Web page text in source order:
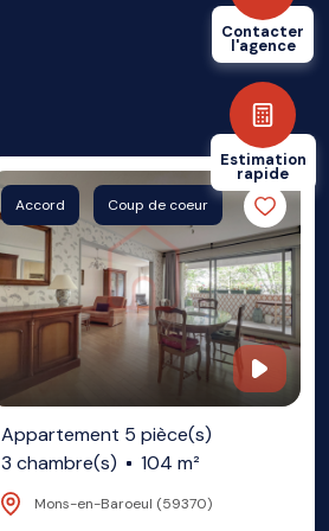
Accord Coup de coeur
Appartement 5 pièce(s)
3 chambre(s)
104 m²
Mons-en-Baroeul (59370)
Contacter
l'agence
Estimation
rapide